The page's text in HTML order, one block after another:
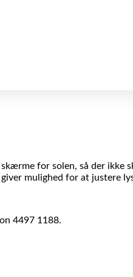
for solen, så der ikke
mulighed for at justere
4497 1188.